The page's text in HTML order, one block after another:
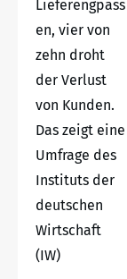
Lieferengpäss
en, vier von
zehn droht
der Verlust
von Kunden.
Das zeigt eine
Umfrage des
Instituts der
deutschen
Wirtschaft
(IW)